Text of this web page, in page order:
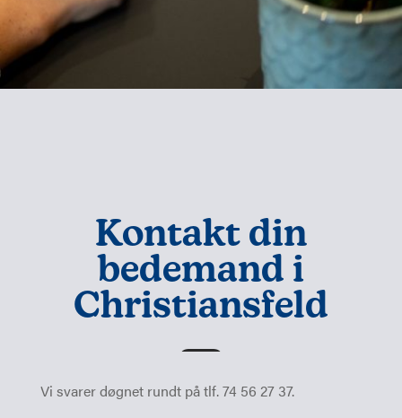
Kontakt din
bedemand i
Christiansfeld
Vi svarer døgnet rundt på tlf. 74 56 27 37.